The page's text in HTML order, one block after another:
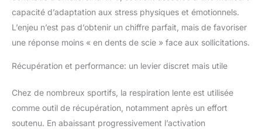
capacité d’adaptation aux stress physiques et émotionnels.
L’enjeu n’est pas d’obtenir un chiffre parfait, mais de favoriser
une réponse moins « en dents de scie » face aux sollicitations.
Récupération et performance: un levier discret mais utile
Chez de nombreux sportifs, la respiration lente est utilisée
comme outil de récupération, notamment après un effort
soutenu. En abaissant progressivement l’activation